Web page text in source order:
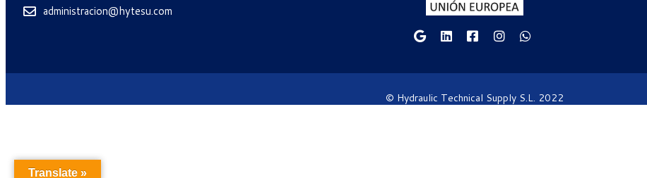
administracion@hytesu.com
© Hydraulic Technical Supply S.L. 2022
Translate »